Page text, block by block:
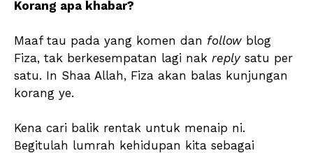
Korang apa khabar?
Maaf tau pada yang komen dan follow blog
Fiza, tak berkesempatan lagi nak replysatu per
satu. In Shaa Allah, Fiza akan balas kunjungan
korang ye.
Kena cari balik rentak untuk menaip ni.
Begitulah lumrah kehidupan kita sebagai